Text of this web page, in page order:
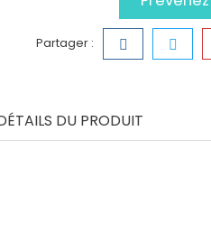
Partager :
DU PRODUIT